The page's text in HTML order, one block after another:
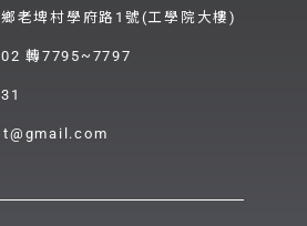
老埤村學府路1號(工學院大樓)
轉7795~7797